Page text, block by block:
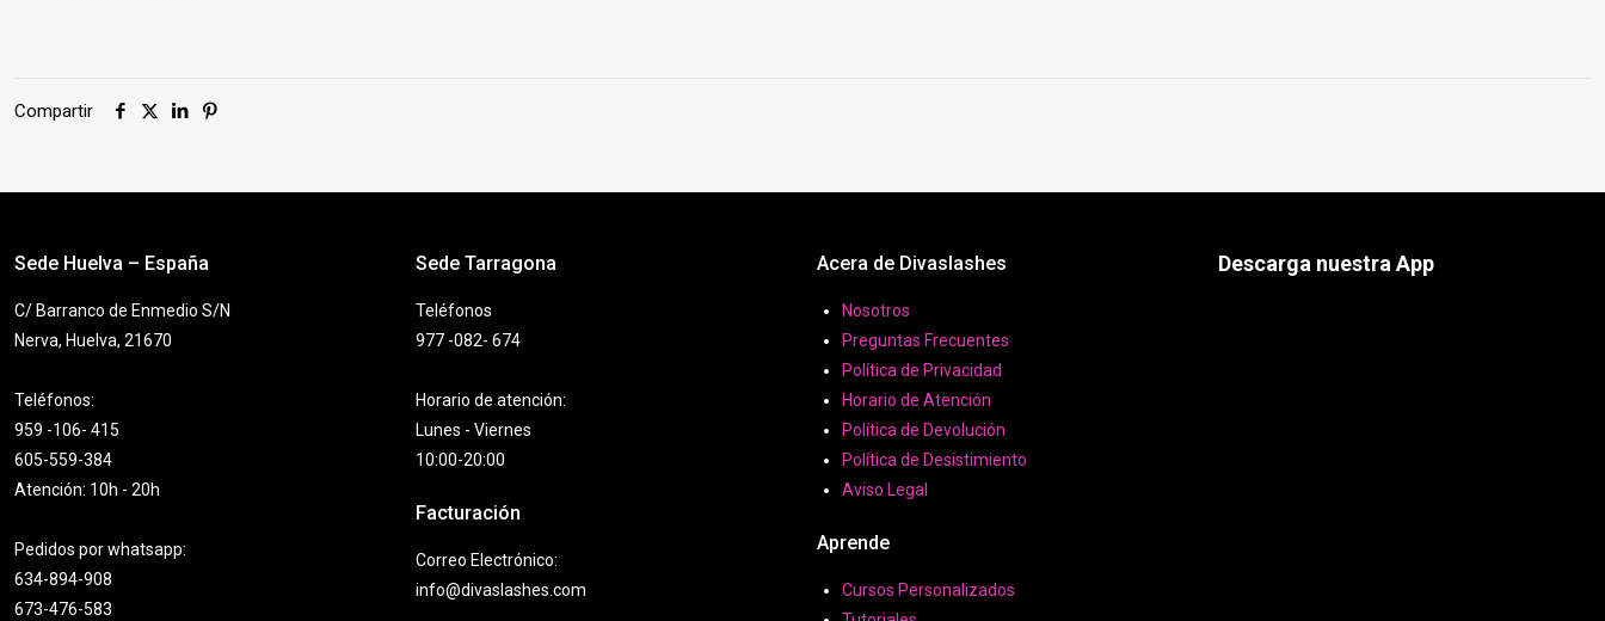
Compartir
Sede Huelva – España
C/ Barranco de Enmedio S/N
Nerva, Huelva, 21670
Teléfonos:
959 -106- 415
605-559-384
Atención: 10h - 20h
Pedidos por whatsapp:
634-894-908
673-476-583
Sede Tarragona
Teléfonos
977 -082- 674
Horario de atención:
Lunes - Viernes
10:00-20:00
Facturación
Correo Electrónico:
info@divaslashes.com
Acera de Divaslashes
Nosotros
Preguntas Frecuentes
Política de Privacidad
Horario de Atención
Política de Devolución
Política de Desistimiento
Aviso Legal
Aprende
Cursos Personalizados
Descarga nuestra App